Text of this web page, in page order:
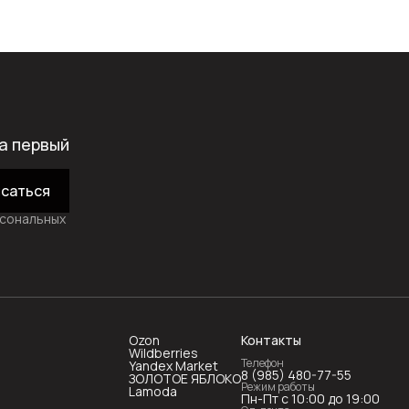
первый
Ozon
Wildberries
Yandex Market
ЗОЛОТОЕ ЯБЛОКО
Lamoda
Контакты
Телефон
8 (985) 480-77-55
Режим работы
Пн-Пт с 10:00 до 19:00